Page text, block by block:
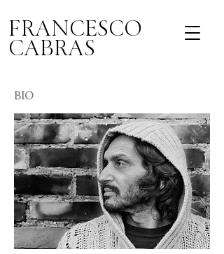
FRANCESCO
CABRAS
BIO